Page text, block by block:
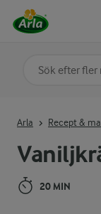
20 MIN
Arla Recept &
Sök på